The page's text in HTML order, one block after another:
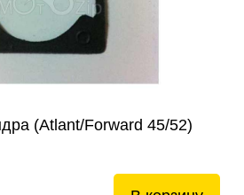
(Atlant/Forward 45/52)